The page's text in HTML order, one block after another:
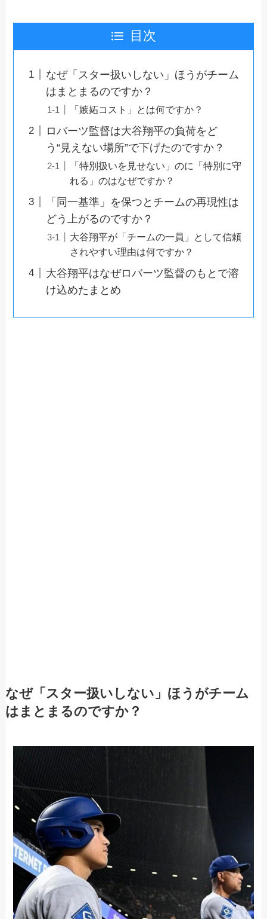
目次
なぜ「スター扱いしない」ほうがチーム
はまとまるのですか？
「嫉妬コスト」とは何ですか？
ロバーツ監督は大谷翔平の負荷をど
う“見えない場所”で下げたのですか？
「特別扱いを見せない」のに「特別に守
れる」のはなぜですか？
「同一基準」を保つとチームの再現性は
どう上がるのですか？
大谷翔平が「チームの一員」として信頼
されやすい理由は何ですか？
大谷翔平はなぜロバーツ監督のもとで溶
け込めたまとめ
なぜ「スター扱いしない」ほうがチーム
はまとまるのですか？